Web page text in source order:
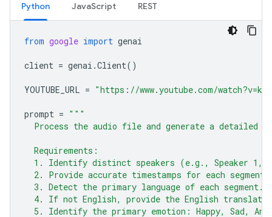
Python JavaScript REST
from google import genai
client = genai .Client()
YOUTUBE_URL = "https://www.youtube.com/watch?v=ku-
prompt = """
Process the audio file and generate a detailed
  Requirements:
1. Identify distinct speakers (e.g., Speaker 1,
2. Provide accurate timestamps for each segment
  3. Detect the primary language of each segment.
4. If not English, provide the English
5. Identify the primary emotion: Happy, Sad,